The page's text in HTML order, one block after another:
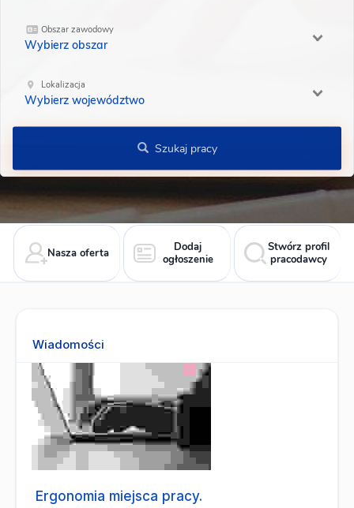
Obszar zawodowy
Wybierz obszar
Lokalizacja
Wybierz województwo
Szukaj pracy
Nasza oferta
Dodaj
ogłoszenie
Stwórz profil
pracodawcy
Wiadomości
Ergonomia miejsca pracy.